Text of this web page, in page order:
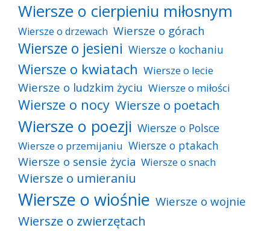
Wiersze o cierpieniu miłosnym
Wiersze o drzewach Wiersze o górach
Wiersze o jesieni Wiersze o kochaniu
Wiersze o kwiatach Wiersze o lecie
Wiersze o ludzkim życiu Wiersze o miłości
Wiersze o nocy Wiersze o poetach
Wiersze o poezji Wiersze o Polsce
Wiersze o przemijaniu Wiersze o ptakach
Wiersze o sensie życia Wiersze o snach
Wiersze o umieraniu
Wiersze o wiośnie Wiersze o wojnie
Wiersze o zwierzętach